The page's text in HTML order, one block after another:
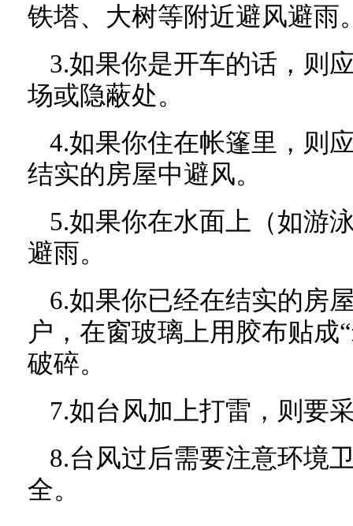
铁塔、大树等附近避风避雨
3.如果你是开车的话，则
场或隐蔽处。
4.如果你住在帐篷里，则
结实的房屋中避风。
5.如果你在水面上（如游
避雨。
6.如果你已经在结实的房
户，在窗玻璃上用胶布贴成
破碎。
7.如台风加上打雷，则要
8.台风过后需要注意环境
全。